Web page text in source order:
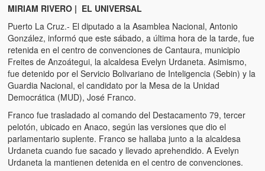
MIRIAM RIVERO | EL UNIVERSAL
Puerto La Cruz.- El diputado a la Asamblea Nacional, Antonio
González, informó que este sábado, a última hora de la tarde, fue
retenida en el centro de convenciones de Cantaura, municipio
Freites de Anzoátegui, la alcaldesa Evelyn Urdaneta. Asimismo,
fue detenido por el Servicio Bolivariano de Inteligencia (Sebin) y la
Guardia Nacional, el candidato por la Mesa de la Unidad
Democrática (MUD), José Franco.
Franco fue trasladado al comando del Destacamento 79, tercer
pelotón, ubicado en Anaco, según las versiones que dio el
parlamentario suplente. Franco se hallaba junto a la alcaldesa
Urdaneta cuando fue sacado y llevado aprehendido. A Evelyn
Urdaneta la mantienen detenida en el centro de convenciones.